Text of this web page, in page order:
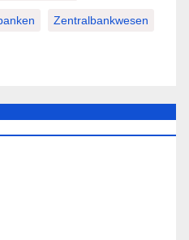
Zentralbankwesen